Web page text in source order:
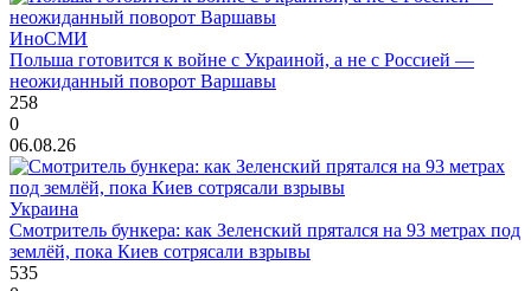
ИноСМИ
Польша готовится к войне с Украиной, а не с Россией —
неожиданный поворот Варшавы
258
0
06.08.26
Украина
Смотритель бункера: как Зеленский прятался на 93 метрах под
землёй, пока Киев сотрясали взрывы
535